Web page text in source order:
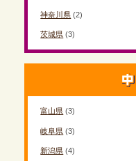
神奈川県 (2)
茨城県 (3)
富山県 (3)
岐阜県 (3)
新潟県 (4)